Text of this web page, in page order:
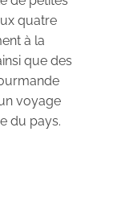
quatre
à la
que des
voyage
du pays.